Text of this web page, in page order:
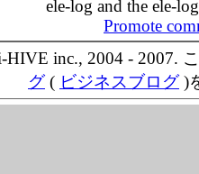
ele-log and the ele-
Promote
HIVE inc., 2004 - 2007.
グ( ビジネスブログ)